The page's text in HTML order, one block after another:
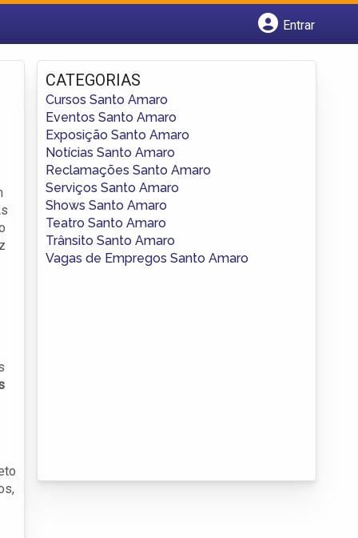
Entrar
Fazer login
Criar conta
CATEGORIAS
Cursos Santo Amaro
Eventos Santo Amaro
Exposição Santo Amaro
Notícias Santo Amaro
Reclamações Santo Amaro
Serviços Santo Amaro
Shows Santo Amaro
Teatro Santo Amaro
Trânsito Santo Amaro
Vagas de Empregos Santo Amaro